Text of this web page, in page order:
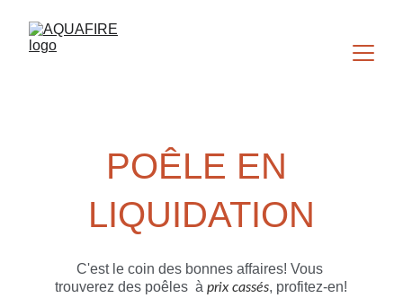
POÊLE EN
LIQUIDATION
C'est le coin des bonnes affaires! Vous
trouverez des poêles  à prix cassés, profitez-en!